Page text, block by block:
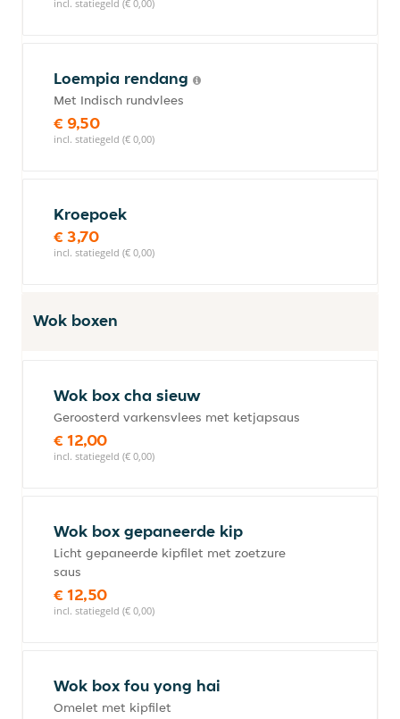
incl. statiegeld (€ 0,00)
Loempia rendang
Met Indisch rundvlees
€ 9,50
incl. statiegeld (€ 0,00)
Kroepoek
€ 3,70
incl. statiegeld (€ 0,00)
Wok boxen
Wok box cha sieuw
Geroosterd varkensvlees met ketjapsaus
€ 12,00
incl. statiegeld (€ 0,00)
Wok box gepaneerde kip
Licht gepaneerde kipfilet met zoetzure
saus
€ 12,50
incl. statiegeld (€ 0,00)
Wok box fou yong hai
Omelet met kipfilet